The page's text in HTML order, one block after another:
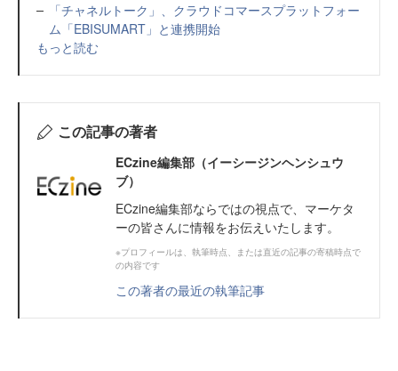
「チャネルトーク」、クラウドコマースプラットフォー
ム「EBISUMART」と連携開始
もっと読む
この記事の著者
ECzine編集部（イーシージンヘンシュウ
ブ）
ECzine編集部ならではの視点で、マーケタ
ーの皆さんに情報をお伝えいたします。
※プロフィールは、執筆時点、または直近の記事の寄稿時点で
の内容です
この著者の最近の執筆記事